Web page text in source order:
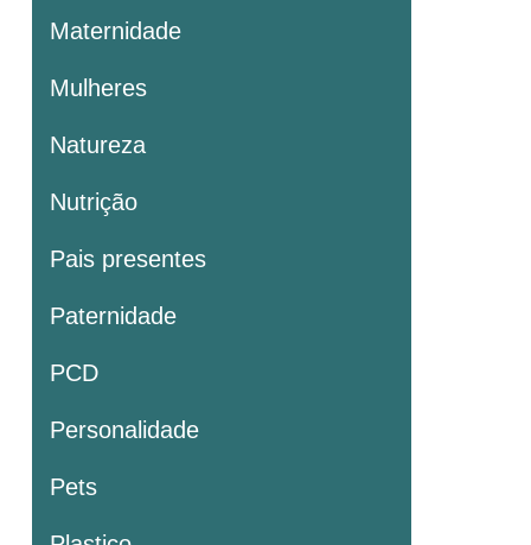
Maternidade
Mulheres
Natureza
Nutrição
Pais presentes
Paternidade
PCD
Personalidade
Pets